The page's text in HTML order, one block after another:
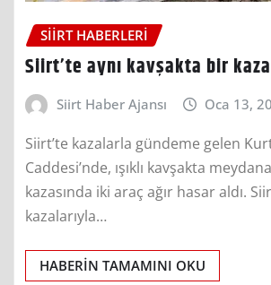
SIIRT HABERLERI
Siirt’te aynı kavşakta bir
Siirt Haber Ajansı Oca 13,
Siirt’te kazalarla gündeme gelen
Caddesi’nde, ışıklı kavşakta
kazasında iki araç ağır hasar aldı.
kazalarıyla…
HABERIN TAMAMINI OKU